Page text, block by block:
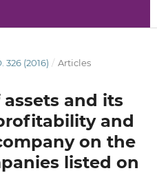
326 (2016) / Articles
and its
and
on the
listed on